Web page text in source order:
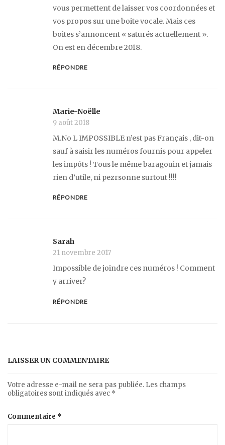
vous permettent de laisser vos coordonnées et
vos propos sur une boite vocale. Mais ces
boites s’annoncent « saturés actuellement ».
On est en décembre 2018.
RÉPONDRE
Marie-Noëlle
9 août 2018
M.No L IMPOSSIBLE n’est pas Français , dit-on
sauf à saisir les numéros fournis pour appeler
les impôts ! Tous le même baragouin et jamais
rien d’utile, ni pezrsonne surtout !!!!
RÉPONDRE
Sarah
21 novembre 2017
Impossible de joindre ces numéros ! Comment
y arriver?
RÉPONDRE
LAISSER UN COMMENTAIRE
Votre adresse e-mail ne sera pas publiée. Les champs
obligatoires sont indiqués avec *
Commentaire *